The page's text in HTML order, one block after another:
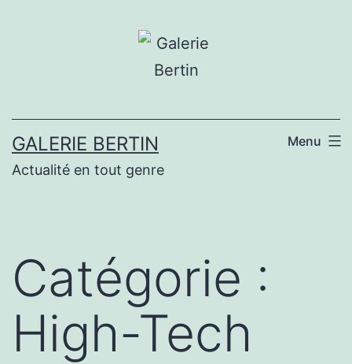
GALERIE BERTIN
Actualité en tout genre
Menu
Catégorie :
High-Tech